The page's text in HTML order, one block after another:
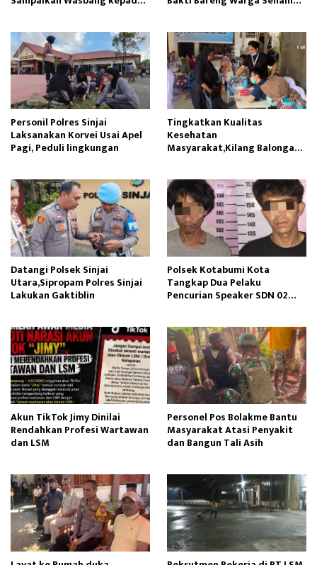
Personil Polres Sinjai
Laksanakan Korvei Usai Apel
Pagi, Peduli lingkungan
Tingkatkan Kualitas
Kesehatan
Masyarakat,Kilang Balongan
Datangi Polsek Sinjai
Utara,Sipropam Polres Sinjai
Lakukan Gaktiblin
Polsek Kotabumi Kota
Tangkap Dua Pelaku
Pencurian Speaker SDN 02
Akun TikTok Jimy Dinilai
Rendahkan Profesi Wartawan
dan LSM
Personel Pos Bolakme Bantu
Masyarakat Atasi Penyakit
dan Bangun Tali Asih